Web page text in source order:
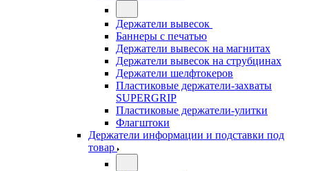
Держатели вывесок
Баннеры с печатью
Держатели вывесок на магнитах
Держатели вывесок на струбцинах
Держатели шелфтокеров
Пластиковые держатели-захваты
SUPERGRIP
Пластиковые держатели-улитки
Флагштоки
Держатели информации и подставки под
товар